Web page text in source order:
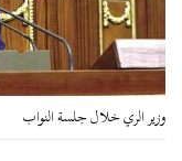
وزير الري خلال جلسة النواب